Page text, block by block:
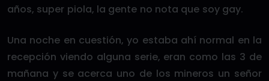
años, super piola, la gente no nota que soy gay.
Una noche en cuestión, yo estaba ahí normal en la
recepción viendo alguna serie, eran como las 3 de
mañana y se acerca uno de los mineros un señor